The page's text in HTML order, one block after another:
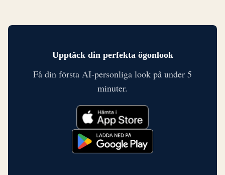
Upptäck din perfekta ögonlook
Få din första AI-personliga look på under 5
minuter.